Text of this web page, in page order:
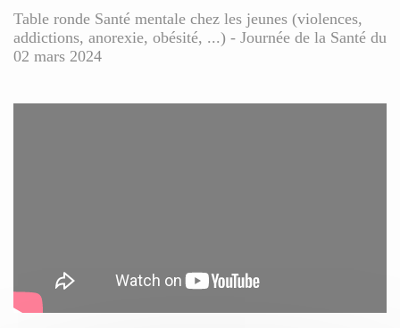
Table ronde Santé mentale chez les jeunes (violences,
addictions, anorexie, obésité, ...) - Journée de la Santé du
02 mars 2024